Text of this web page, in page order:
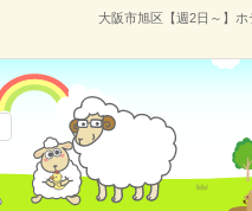
大阪市旭区【週2日～】